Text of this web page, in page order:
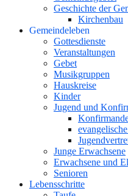
Geschichte der
Kirchenbau
Gemeindeleben
Gottesdienste
Veranstaltungen
Gebet
Musikgruppen
Hauskreise
Kinder
Jugend und
Junge Erwachsene
Erwachsene und
Senioren
Lebensschritte